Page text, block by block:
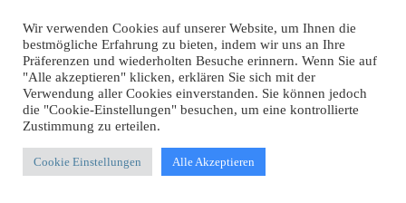
Unser Newsletter
Erhalten Sie die besten Artikel und Geschichten mit unserem
Newsletter direkt in den Posteingang!
Emailaddresse:
Wir verwenden Cookies auf unserer Website, um Ihnen die
bestmögliche Erfahrung zu bieten, indem wir uns an Ihre
Präferenzen und wiederholten Besuche erinnern. Wenn Sie auf
"Alle akzeptieren" klicken, erklären Sie sich mit der
Verwendung aller Cookies einverstanden. Sie können jedoch
die "Cookie-Einstellungen" besuchen, um eine kontrollierte
Zustimmung zu erteilen.
Cookie Einstellungen Alle Akzeptieren